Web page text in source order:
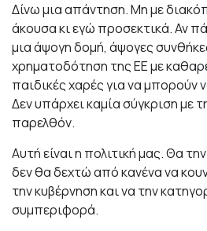
Δίνω μια απάντηση. Μη με
άκουσα κι εγώ προσεκτικά. Αν
μια άψογη δομή, άψογες
χρηματοδότηση της ΕΕ με
παιδικές χαρές για να μπορούν
Δεν υπάρχει καμία σύγκριση με
παρελθόν.
Αυτή είναι η πολιτική μας. Θα
δεν θα δεχτώ από κανένα να
την κυβέρνηση και να την
συμπεριφορά.